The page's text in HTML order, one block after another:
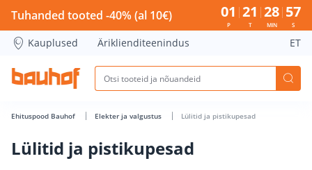
Lülitid ja pistikupesad - Bauhof has loaded
Tuhanded tooted -40% (al 10€) 01
P
21
T
28
MIN
56
S
Kauplused Äriklienditeenindus ET
Ehituspood Bauhof Elekter ja valgustus Lülitid ja pistikupesad
Lülitid ja pistikupesad